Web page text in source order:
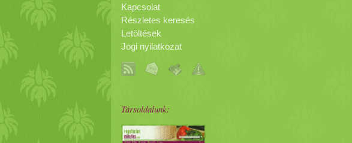
Kapcsolat
Részletes keresés
Letöltések
Jogi nyilatkozat
Társoldalunk: